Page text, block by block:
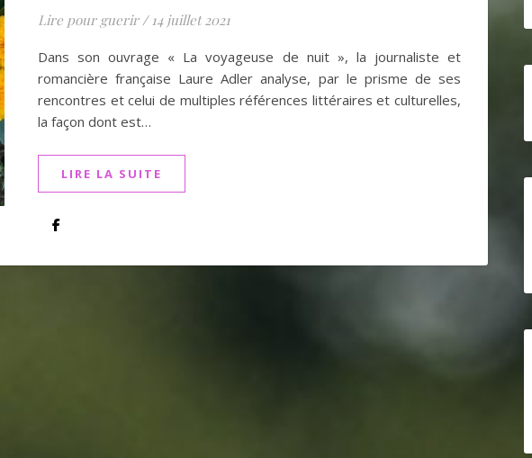
Lire pour guerir / 14 juillet 2021
Dans son ouvrage « La voyageuse de nuit », la journaliste et
romancière française Laure Adler analyse, par le prisme de ses
rencontres et celui de multiples références littéraires et culturelles,
la façon dont est…
LIRE LA SUITE